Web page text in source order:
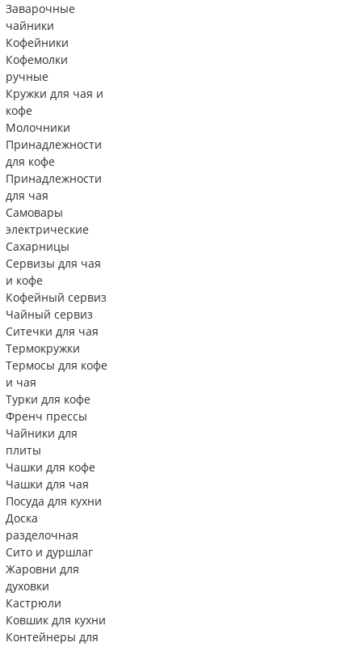
Заварочные
чайники
Кофейники
Кофемолки
ручные
Кружки для чая и
кофе
Молочники
Принадлежности
для кофе
Принадлежности
для чая
Самовары
электрические
Сахарницы
Сервизы для чая
и кофе
Кофейный сервиз
Чайный сервиз
Ситечки для чая
Термокружки
Термосы для кофе
и чая
Турки для кофе
Френч прессы
Чайники для
плиты
Чашки для кофе
Чашки для чая
Посуда для кухни
Доска
разделочная
Сито и дуршлаг
Жаровни для
духовки
Кастрюли
Ковшик для кухни
Контейнеры для